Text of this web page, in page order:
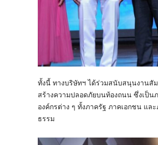
ทั้งนี้ ทางบริษัทฯ ได้ร่วมสนับสนุนงานสั
สร้างความปลอดภัยบนท้องถนน ซึ่งเป็น
องค์กรต่าง ๆ ทั้งภาครัฐ ภาคเอกชน แล
ธรรม